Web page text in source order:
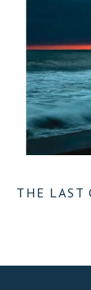
THE LAST